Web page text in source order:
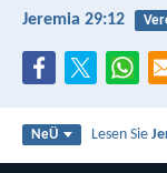
Jeremia 29:12
NeÜ Lesen Sie